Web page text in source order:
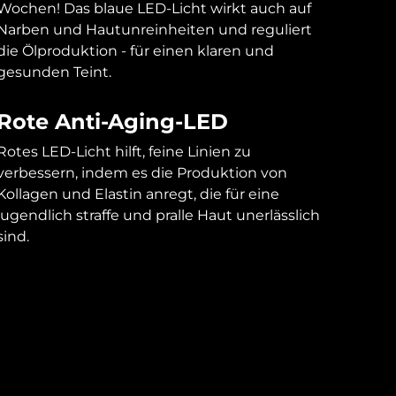
Das blaue LED-Licht wirkt auch auf
und Hautunreinheiten und reguliert
Ölproduktion - für einen klaren und
Teint.
Anti-Aging-LED
LED-Licht hilft, feine Linien zu
indem es die Produktion von
und Elastin anregt, die für eine
straffe und pralle Haut unerlässlich